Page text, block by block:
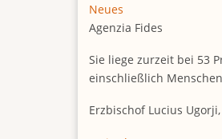
Neues
Agenzia Fides
Sie liege zurzeit bei 53
einschließlich
Erzbischof Lucius